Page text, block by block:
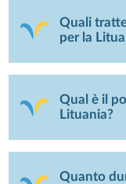
Quali
per la
Qual è il
Lituania?
Quanto